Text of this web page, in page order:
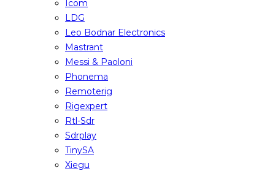
Icom
LDG
Leo Bodnar Electronics
Mastrant
Messi & Paoloni
Phonema
Remoterig
Rigexpert
Rtl-Sdr
Sdrplay
TinySA
Xiegu